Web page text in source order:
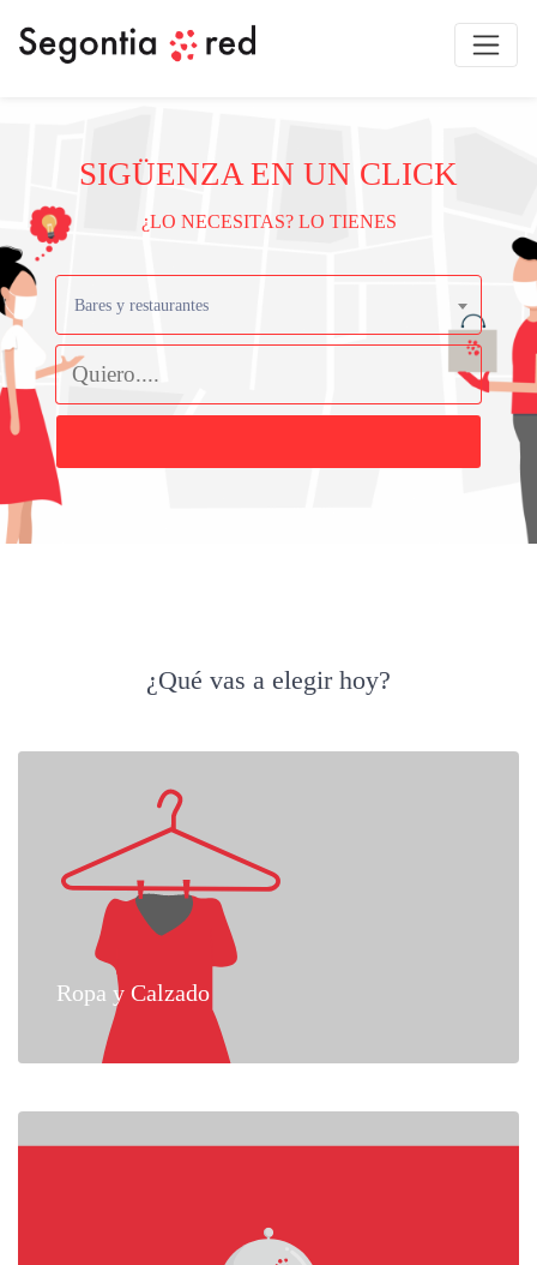
SIGÜENZA EN UN CLICK
¿LO NECESITAS? LO TIENES
Bares y restaurantes
¿Qué vas a elegir hoy?
Ropa y Calzado